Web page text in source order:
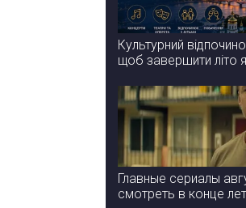
Культурний
щоб завершити літо
Главные сериалы
смотреть в конце